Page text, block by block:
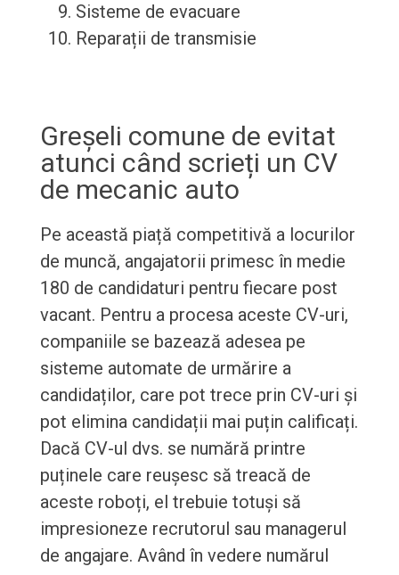
Sisteme de evacuare
Reparații de transmisie
Greșeli comune de evitat
atunci când scrieți un CV
de mecanic auto
Pe această piață competitivă a locurilor
de muncă, angajatorii primesc în medie
180 de candidaturi pentru fiecare post
vacant. Pentru a procesa aceste CV-uri,
companiile se bazează adesea pe
sisteme automate de urmărire a
candidaților, care pot trece prin CV-uri și
pot elimina candidații mai puțin calificați.
Dacă CV-ul dvs. se numără printre
puținele care reușesc să treacă de
aceste roboți, el trebuie totuși să
impresioneze recrutorul sau managerul
de angajare. Având în vedere numărul